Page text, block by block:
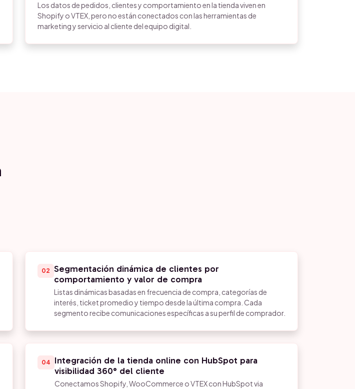
Los datos de pedidos, clientes y comportamiento en la tienda viven en
Shopify o VTEX, pero no están conectados con las herramientas de
marketing y servicio al cliente del equipo digital.
02 Segmentación dinámica de clientes por
comportamiento y valor de compra
Listas dinámicas basadas en frecuencia de compra, categorías de
interés, ticket promedio y tiempo desde la última compra. Cada
segmento recibe comunicaciones específicas a su perfil de comprador.
04
Integración de la tienda online con HubSpot para
visibilidad 360° del cliente
Conectamos Shopify, WooCommerce o VTEX con HubSpot via